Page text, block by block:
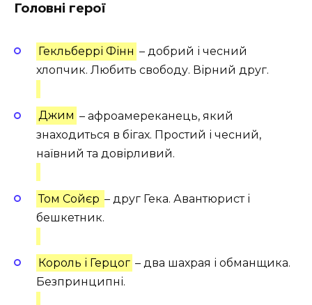
Головні герої
Гекльберрі Фінн – добрий і чесний
хлопчик. Любить свободу. Вірний друг.
Джим – афроамереканець, який
знаходиться в бігах. Простий і чесний,
наївний та довірливий.
Том Сойєр – друг Гека. Авантюрист і
бешкетник.
Король і Герцог – два шахрая і обманщика.
Безпринципні.